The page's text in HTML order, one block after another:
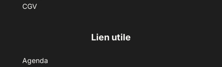
CGV
Lien utile
Agenda